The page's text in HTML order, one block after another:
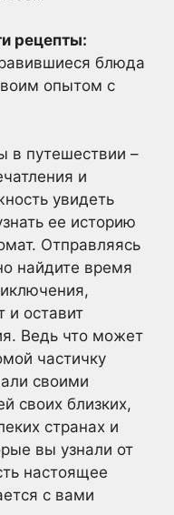
рецепты:
блюда
опытом с
в путешествии –
и
увидеть
ее историю
Отправляясь
найдите время
и оставит
Ведь что может
частичку
своими
своих близких,
странах и
вы узнали от
настоящее
с вами